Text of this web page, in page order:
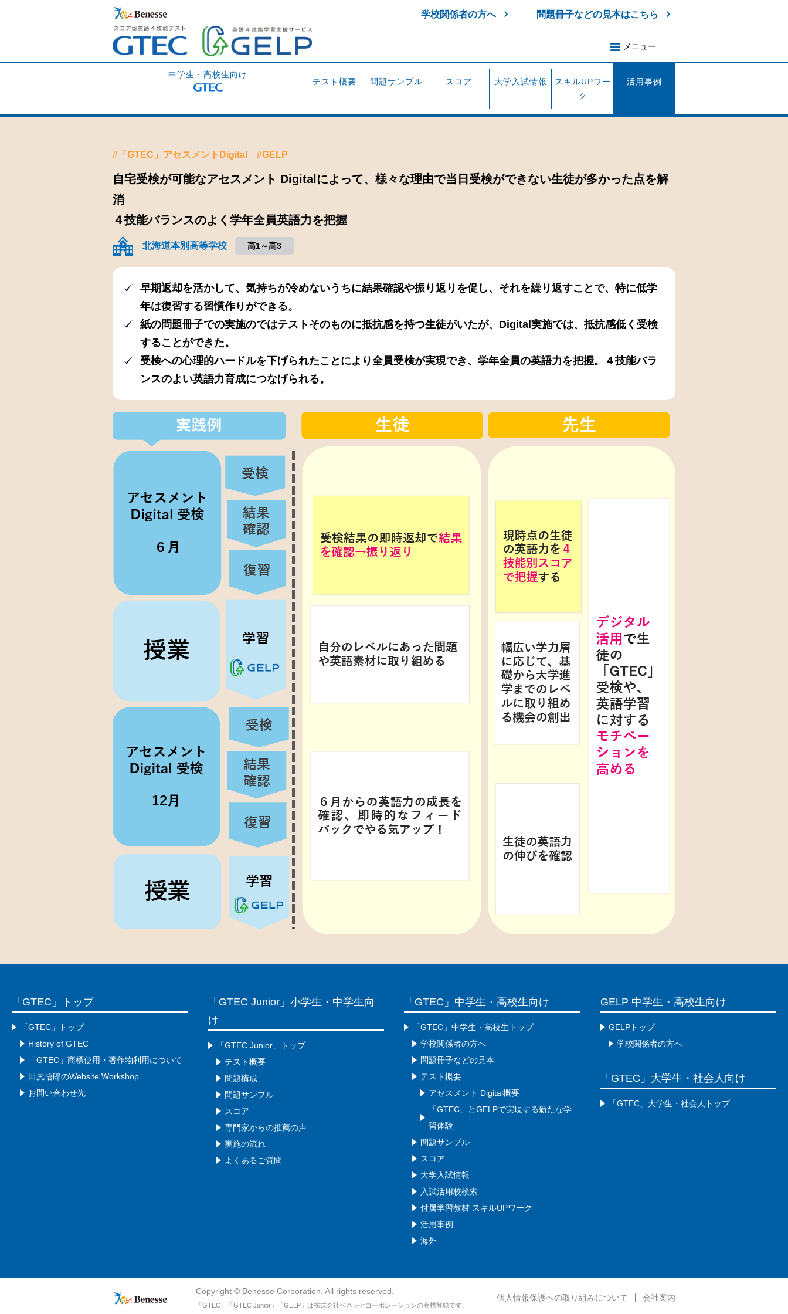
学校関係者の方へ 問題冊子などの見本はこちら
メニュー
中学生・高校生向け
テスト概要 問題サンプル スコア 大学入試情報
スキルUPワー
ク
活用事例
#「GTEC」アセスメントDigital #GELP
自宅受検が可能なアセスメント Digitalによって、様々な理由で当日受検ができない生徒が多かった点を解
消
４技能バランスのよく学年全員英語力を把握
北海道本別高等学校 高1～高3
早期返却を活かして、気持ちが冷めないうちに結果確認や振り返りを促し、それを繰り返すことで、特に低学
年は復習する習慣作りができる。
紙の問題冊子での実施のではテストそのものに抵抗感を持つ生徒がいたが、Digital実施では、抵抗感低く受検
することができた。
受検への心理的ハードルを下げられたことにより全員受検が実現でき、学年全員の英語力を把握。４技能バラ
ンスのよい英語力育成につなげられる。
「GTEC」トップ
「GTEC」トップ
History of GTEC
「GTEC」商標使用・著作物利用について
田尻悟郎のWebsite Workshop
お問い合わせ先
「GTEC Junior」小学生・中学生向
け
「GTEC Junior」トップ
テスト概要
問題構成
問題サンプル
スコア
専門家からの推薦の声
実施の流れ
よくあるご質問
「GTEC」中学生・高校生向け
「GTEC」中学生・高校生トップ
学校関係者の方へ
問題冊子などの見本
テスト概要
アセスメント Digital概要
「GTEC」とGELPで実現する新たな学
習体験
問題サンプル
スコア
大学入試情報
入試活用校検索
付属学習教材 スキルUPワーク
活用事例
海外
GELP 中学生・高校生向け
GELPトップ
学校関係者の方へ
「GTEC」大学生・社会人向け
「GTEC」大学生・社会人トップ
Copyright © Benesse Corporation. All rights reserved.
「GTEC」「GTEC Junior」「GELP」は株式会社ベネッセコーポレーションの商標登録です。
個人情報保護への取り組みについて 会社案内